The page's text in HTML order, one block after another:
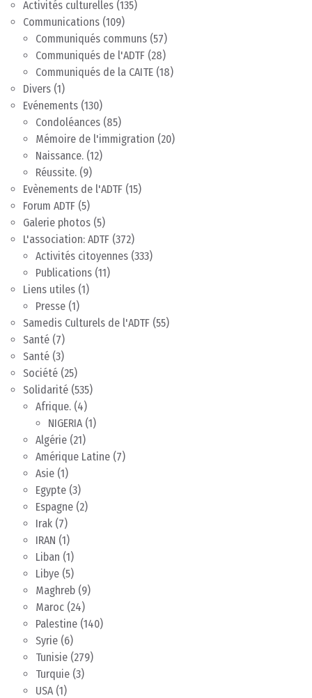
Activités culturelles (135)
Communications (109)
Communiqués communs (57)
Communiqués de l'ADTF (28)
Communiqués de la CAITE (18)
Divers (1)
Evénements (130)
Condoléances (85)
Mémoire de l'immigration (20)
Naissance. (12)
Réussite. (9)
Evènements de l'ADTF (15)
Forum ADTF (5)
Galerie photos (5)
L'association: ADTF (372)
Activités citoyennes (333)
Publications (11)
Liens utiles (1)
Presse (1)
Samedis Culturels de l'ADTF (55)
Santé (7)
Santé (3)
Société (25)
Solidarité (535)
Afrique. (4)
NIGERIA(1)
Algérie (21)
Amérique Latine (7)
Asie (1)
Egypte (3)
Espagne (2)
Irak (7)
IRAN (1)
Liban (1)
Libye (5)
Maghreb (9)
Maroc (24)
Palestine (140)
Syrie (6)
Tunisie (279)
Turquie (3)
USA(1)